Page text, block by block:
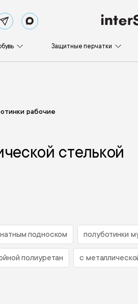
Защитные перчатки
рабочие
стелькой
подноском полуботинки
полиуретан с